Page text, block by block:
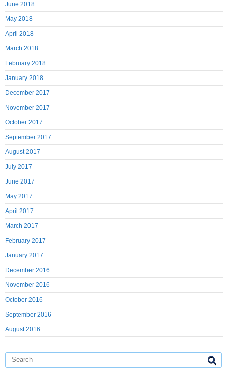
June 2018
May 2018
April 2018
March 2018
February 2018
January 2018
December 2017
November 2017
October 2017
September 2017
August 2017
July 2017
June 2017
May 2017
April 2017
March 2017
February 2017
January 2017
December 2016
November 2016
October 2016
September 2016
August 2016